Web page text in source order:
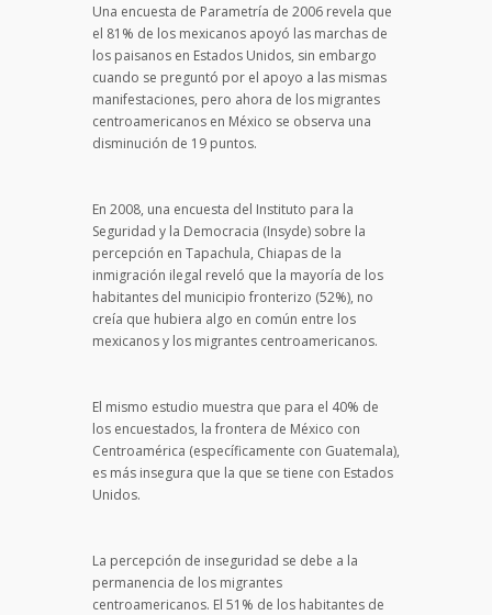
Una encuesta de Parametría de 2006 revela que
el 81% de los mexicanos apoyó las marchas de
los paisanos en Estados Unidos, sin embargo
cuando se preguntó por el apoyo a las mismas
manifestaciones, pero ahora de los migrantes
centroamericanos en México se observa una
disminución de 19 puntos.
En 2008, una encuesta del Instituto para la
Seguridad y la Democracia (Insyde) sobre la
percepción en Tapachula, Chiapas de la
inmigración ilegal reveló que la mayoría de los
habitantes del municipio fronterizo (52%), no
creía que hubiera algo en común entre los
mexicanos y los migrantes centroamericanos.
El mismo estudio muestra que para el 40% de
los encuestados, la frontera de México con
Centroamérica (específicamente con Guatemala),
es más insegura que la que se tiene con Estados
Unidos.
La percepción de inseguridad se debe a la
permanencia de los migrantes
centroamericanos. El 51% de los habitantes de